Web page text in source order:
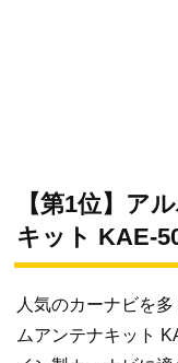
【第1位】ア
キット KAE-
人気のカーナビを
ムアンテナキット